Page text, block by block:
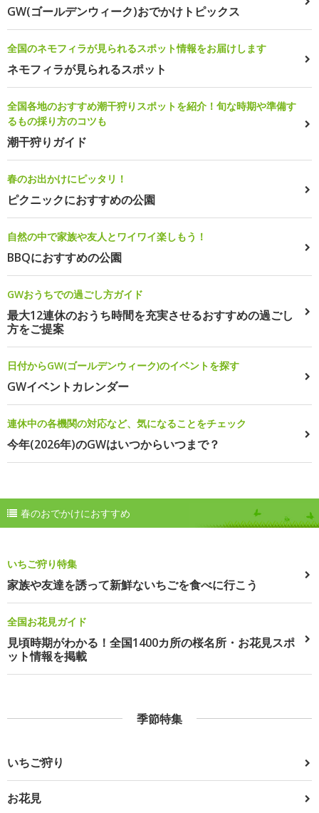
GW(ゴールデンウィーク)おでかけトピックス
全国のネモフィラが見られるスポット情報をお届けします
ネモフィラが見られるスポット
全国各地のおすすめ潮干狩りスポットを紹介！旬な時期や準備す
るもの採り方のコツも
潮干狩りガイド
春のお出かけにピッタリ！
ピクニックにおすすめの公園
自然の中で家族や友人とワイワイ楽しもう！
BBQにおすすめの公園
GWおうちでの過ごし方ガイド
最大12連休のおうち時間を充実させるおすすめの過ごし
方をご提案
日付からGW(ゴールデンウィーク)のイベントを探す
GWイベントカレンダー
連休中の各機関の対応など、気になることをチェック
今年(2026年)のGWはいつからいつまで？
春のおでかけにおすすめ
いちご狩り特集
家族や友達を誘って新鮮ないちごを食べに行こう
全国お花見ガイド
見頃時期がわかる！全国1400カ所の桜名所・お花見スポ
ット情報を掲載
季節特集
いちご狩り
お花見